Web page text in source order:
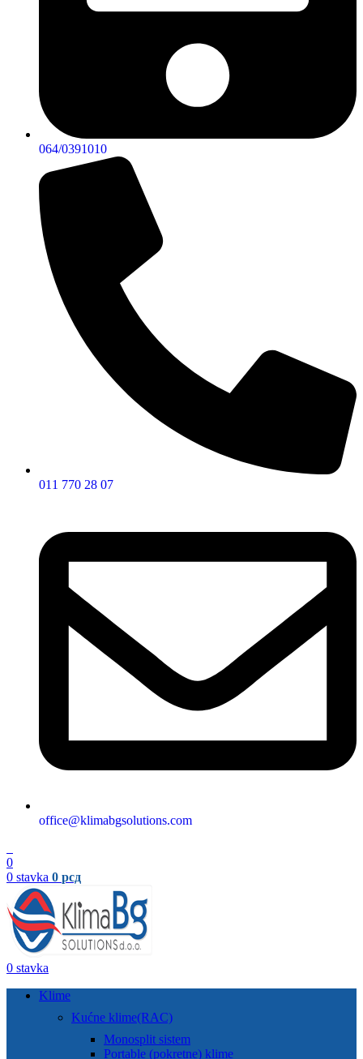
064/0391010
011 770 28 07
office@klimabgsolutions.com
0
0 stavka 0 рсд
0 stavka
Klime
Kućne klime(RAC)
Monosplit sistem
Portable (pokretne) klime